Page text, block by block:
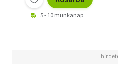
5 - 10 munkanap